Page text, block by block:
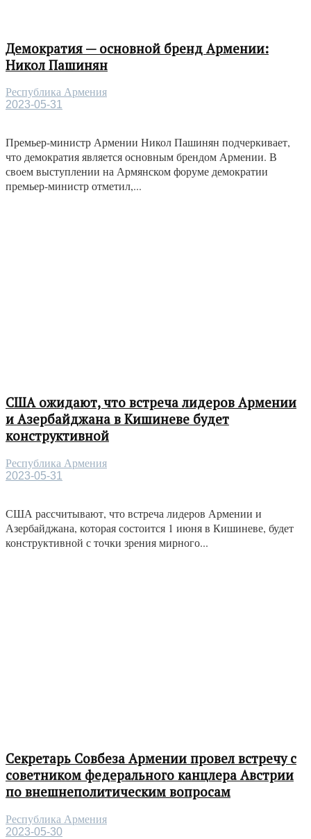
Демократия — основной бренд Армении:
Никол Пашинян
Республика Армения
2023-05-31
Премьер-министр Армении Никол Пашинян подчеркивает,
что демократия является основным брендом Армении. В
своем выступлении на Армянском форуме демократии
премьер-министр отметил,...
США ожидают, что встреча лидеров Армении
и Азербайджана в Кишиневе будет
конструктивной
Республика Армения
2023-05-31
США рассчитывают, что встреча лидеров Армении и
Азербайджана, которая состоится 1 июня в Кишиневе, будет
конструктивной с точки зрения мирного...
Секретарь Совбеза Армении провел встречу с
советником федерального канцлера Австрии
по внешнеполитическим вопросам
Республика Армения
2023-05-30